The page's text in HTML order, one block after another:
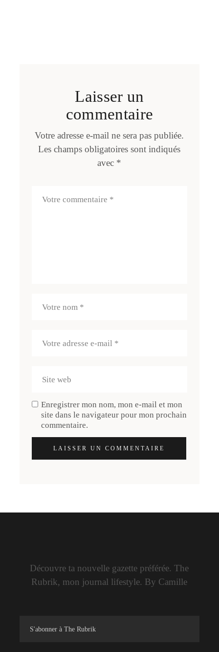
Laisser un
commentaire
Votre adresse e-mail ne sera pas publiée.
Les champs obligatoires sont indiqués
avec *
Enregistrer mon nom, mon e-mail et mon
site dans le navigateur pour mon prochain
commentaire.
LAISSER UN COMMENTAIRE
Découvre ta nouvelle gazette préférée. The
Rubrik, mon journal lifestyle. By Camille